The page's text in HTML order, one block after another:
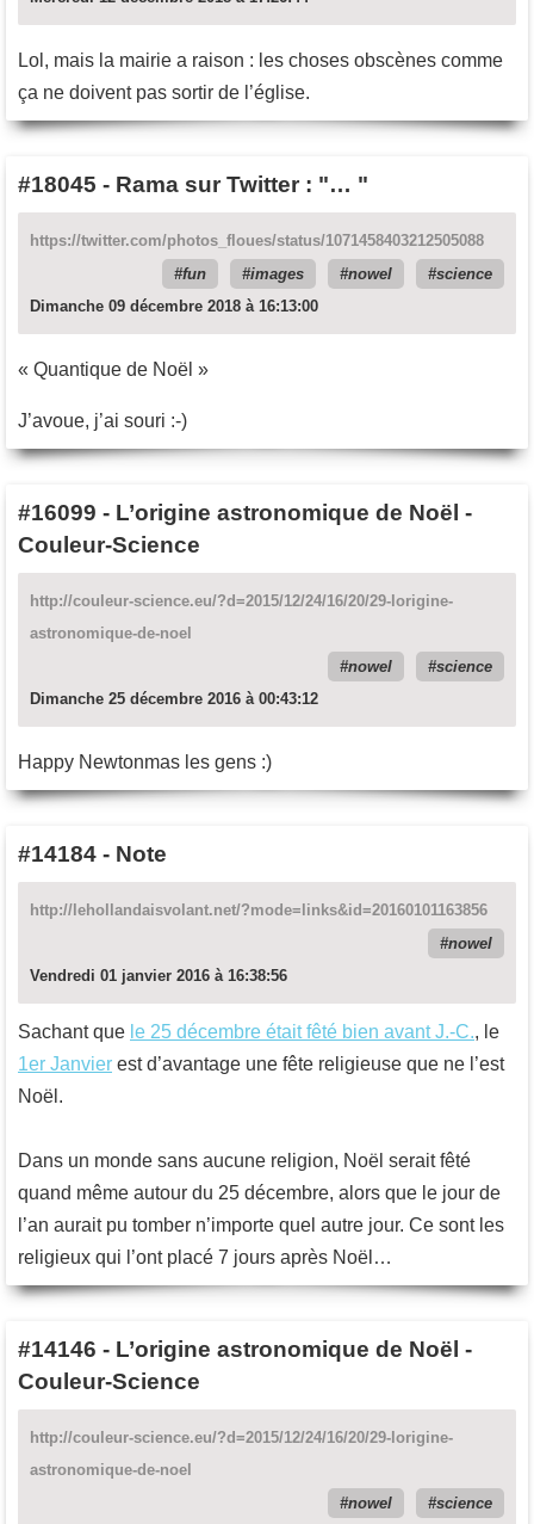
Lol, mais la mairie a raison : les choses obscènes comme
ça ne doivent pas sortir de l’église.
#18045 - Rama sur Twitter : "… "
https://twitter.com/photos_floues/status/1071458403212505088
fun
images nowel
science
Dimanche 09 décembre 2018 à 16:13:00
« Quantique de Noël »
J’avoue, j’ai souri :-)
#16099 - L’origine astronomique de Noël -
Couleur-Science
http://couleur-science.eu/?d=2015/12/24/16/20/29-lorigine-
astronomique-de-noel
nowel
science
Dimanche 25 décembre 2016 à 00:43:12
Happy Newtonmas les gens :)
#14184 - Note
http://lehollandaisvolant.net/?mode=links&id=20160101163856
nowel
Vendredi 01 janvier 2016 à 16:38:56
Sachant que le 25 décembre était fêté bien avant J.-C., le
1er Janvier est d’avantage une fête religieuse que ne l’est
Noël.
Dans un monde sans aucune religion, Noël serait fêté
quand même autour du 25 décembre, alors que le jour de
l’an aurait pu tomber n’importe quel autre jour. Ce sont les
religieux qui l’ont placé 7 jours après Noël…
#14146 - L’origine astronomique de Noël -
Couleur-Science
http://couleur-science.eu/?d=2015/12/24/16/20/29-lorigine-
astronomique-de-noel
nowel
science